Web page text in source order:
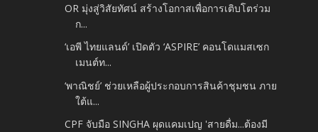
OR มุ่งสู่วิสัยทัศน์ สร้างโอกาสเพื่อการเติบโตร่วม
ก...
‘เอพี ไทยแลนด์’ เปิดตัว ‘ASPIRE’ คอนโดแมสเซก
เมนต์ท...
‘พาณิชย์’ ช่วยเหลือผู้ประกอบการสินค้าชุมชน ภาย
ใต้แ...
CPF จับมือ SINGHA ผุดแคมเปญ 'สายดื่ม...ต้องมี